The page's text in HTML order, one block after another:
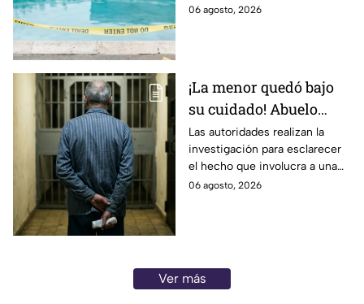
06 agosto, 2026
¡La menor quedó bajo
su cuidado! Abuelo
termina en prisión
preventiva; ¿qué
sucedió?
Las autoridades realizan la
investigación para esclarecer
el hecho que involucra a una
menor de edad.
06 agosto, 2026
Ver más